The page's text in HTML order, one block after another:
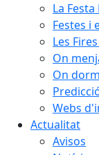
La
Festes i
Les
On
On
Webs
Actualitat
Avisos